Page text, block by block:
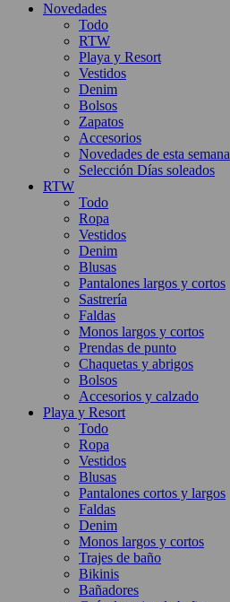
Novedades
Todo
RTW
Playa y Resort
Vestidos
Denim
Bolsos
Zapatos
Accesorios
Novedades de esta semana
Selección Días soleados
RTW
Todo
Ropa
Vestidos
Denim
Blusas
Pantalones largos y cortos
Sastrería
Faldas
Monos largos y cortos
Prendas de punto
Chaquetas y abrigos
Bolsos
Accesorios y calzado
Playa y Resort
Todo
Ropa
Vestidos
Blusas
Pantalones cortos y largos
Faldas
Denim
Monos largos y cortos
Trajes de baño
Bikinis
Bañadores